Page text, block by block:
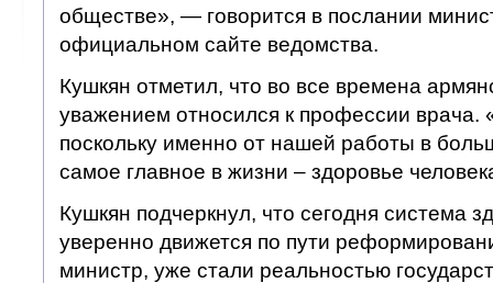
обществе», — говорится в послании
официальном сайте ведомства.
Кушкян отметил, что во все времена
уважением относился к профессии врача.
поскольку именно от нашей работы в
самое главное в жизни – здоровье
Кушкян подчеркнул, что сегодня система
уверенно движется по пути
министр, уже стали реальностью